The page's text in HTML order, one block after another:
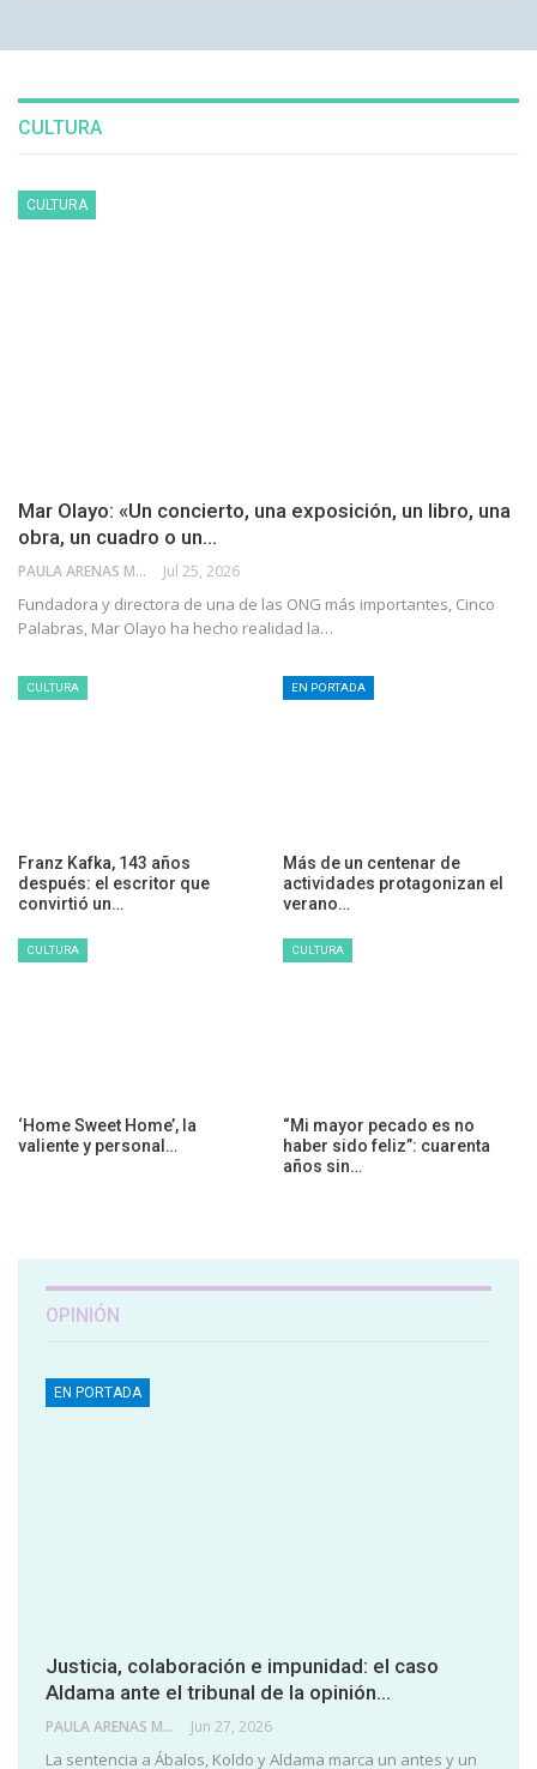
CULTURA
CULTURA
Mar Olayo: «Un concierto, una exposición, un libro, una
obra, un cuadro o un…
PAULA ARENAS MARTÍN ABRIL Jul 25, 2026
Fundadora y directora de una de las ONG más importantes, Cinco
Palabras, Mar Olayo ha hecho realidad la…
CULTURA
Franz Kafka, 143 años
después: el escritor que
convirtió un…
EN PORTADA
Más de un centenar de
actividades protagonizan el
verano…
CULTURA
‘Home Sweet Home’, la
valiente y personal…
CULTURA
“Mi mayor pecado es no
haber sido feliz”: cuarenta
años sin…
OPINIÓN
EN PORTADA
Justicia, colaboración e impunidad: el caso
Aldama ante el tribunal de la opinión…
PAULA ARENAS MARTÍN ABRIL Jun 27, 2026
La sentencia a Ábalos, Koldo y Aldama marca un antes y un